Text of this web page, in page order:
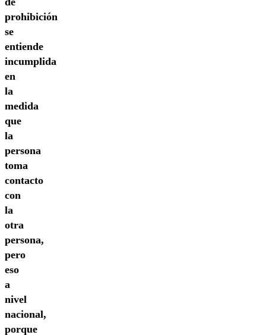
prohibición
se
entiende
incumplida
en
la
medida
que
la
persona
toma
contacto
con
la
otra
persona,
pero
eso
a
nivel
nacional,
porque